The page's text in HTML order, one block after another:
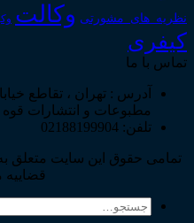
نظریه_های_مشورتی وکالت
کیفری
تماس با ما
آدرس : تهران ، تقاطع
مطبوعات و انتشارات قوه
تلفن: 02188199904
تمامی حقوق این سایت متعلق
جستجو